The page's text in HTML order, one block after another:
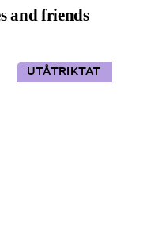
and friends
UTÅTRIKTAT